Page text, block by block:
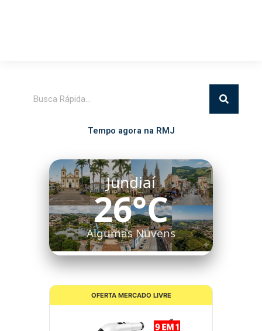
Tempo agora na RMJ
Jundiaí
26°C
Algumas Nuvens
OFERTA MERCADO LIVRE